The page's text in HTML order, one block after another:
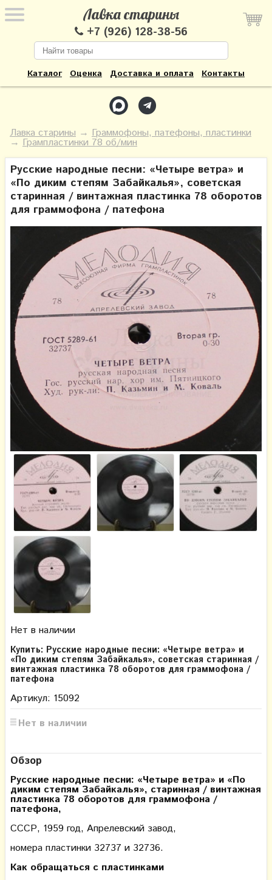
Лавка старины
+7 (926) 128-38-56
Каталог Оценка Доставка и оплата Контакты
Лавка старины → Граммофоны, патефоны, пластинки
→ Грампластинки 78 об/мин
Русские народные песни: «Четыре ветра» и
«По диким степям Забайкалья», советская
старинная / винтажная пластинка 78 оборотов
для граммофона / патефона
Нет в наличии
Купить: Русские народные песни: «Четыре ветра» и
«По диким степям Забайкалья», советская старинная /
винтажная пластинка 78 оборотов для граммофона /
патефона
Артикул: 15092
Нет в наличии
Обзор
Русские народные песни: «Четыре ветра» и «По
диким степям Забайкалья», старинная / винтажная
пластинка 78 оборотов для граммофона /
патефона,
СССР, 1959 год, Апрелевский завод,
номера пластинки 32737 и 32736.
Как обращаться с пластинками